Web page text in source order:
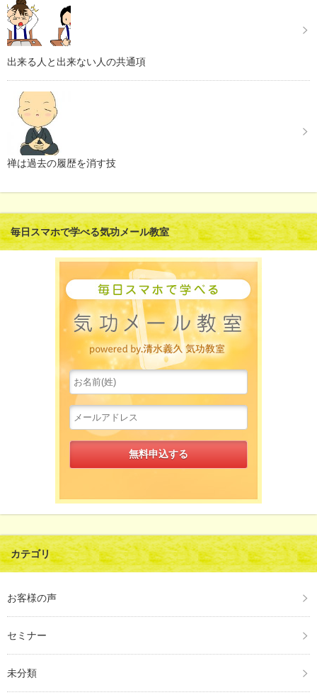
出来る人と出来ない人の共通項
禅は過去の履歴を消す技
毎日スマホで学べる気功メール教室
カテゴリ
お客様の声
セミナー
未分類